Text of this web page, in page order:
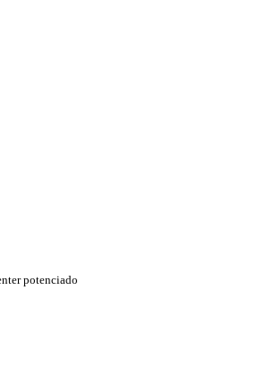
potenciado